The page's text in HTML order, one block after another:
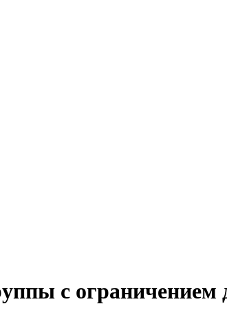
с ограничением